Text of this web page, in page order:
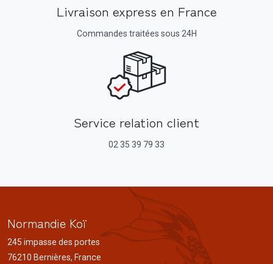
Livraison express en France
Commandes traitées sous 24H
Service relation client
02 35 39 79 33
Normandie Koï
245 impasse des portes
76210 Bernières, France